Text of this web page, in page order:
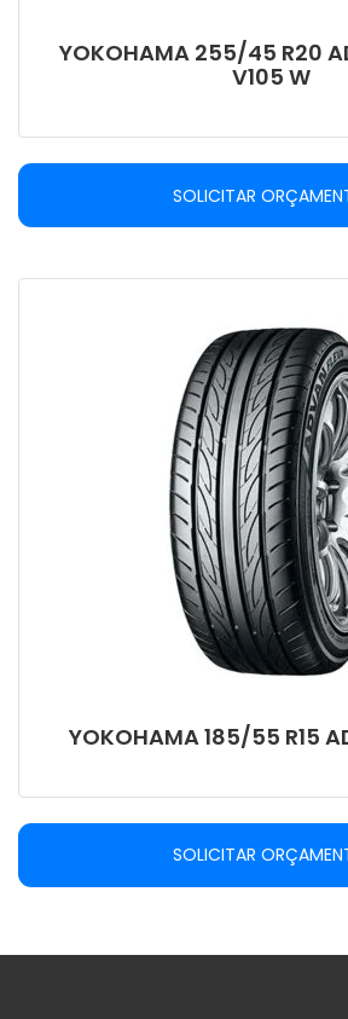
YOKOHAMA 255/45 R20
V105 W
SOLICITAR
YOKOHAMA 185/55 R15
SOLICITAR